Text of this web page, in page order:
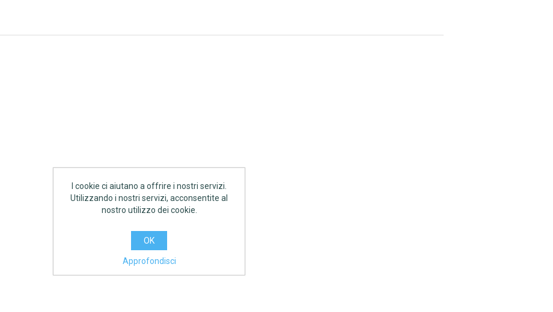
I cookie ci aiutano a offrire i nostri servizi.
Utilizzando i nostri servizi, acconsentite al
nostro utilizzo dei cookie.
OK
Approfondisci